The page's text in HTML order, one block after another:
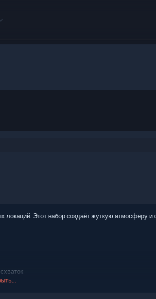
Этот набор создаёт жуткую атмосферу и